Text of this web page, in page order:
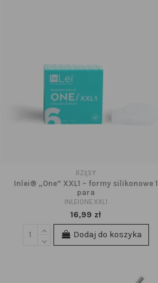
RZĘSY
Inlei® „One” XXL1 – formy silikonowe 1
para
INLEIONE.XXL1
16,99 zł
Dodaj do koszyka